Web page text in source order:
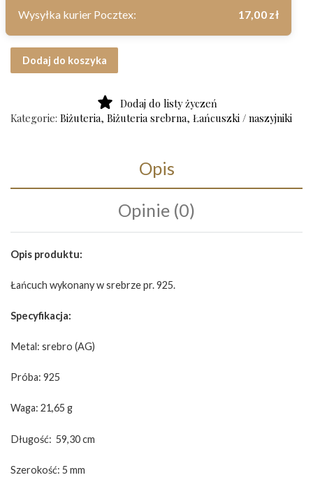
Wysyłka kurier Pocztex: 17,00 zł
Dodaj do koszyka
Dodaj do listy życzeń
Kategorie: Biżuteria, Biżuteria srebrna, Łańcuszki / naszyjniki
Opis
Opinie (0)
Opis produktu:
Łańcuch wykonany w srebrze pr. 925.
Specyfikacja:
Metal: srebro (AG)
Próba: 925
Waga: 21,65 g
Długość: 59,30 cm
Szerokość: 5 mm